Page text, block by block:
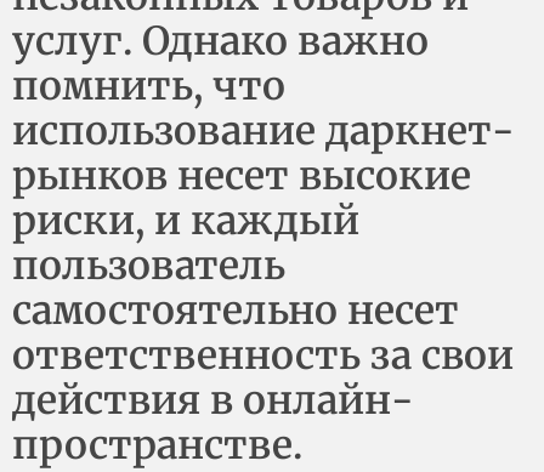
услуг. Однако важно
помнить, что
использование даркнет-
рынков несет высокие
риски, и каждый
пользователь
самостоятельно несет
ответственность за свои
действия в онлайн-
пространстве.